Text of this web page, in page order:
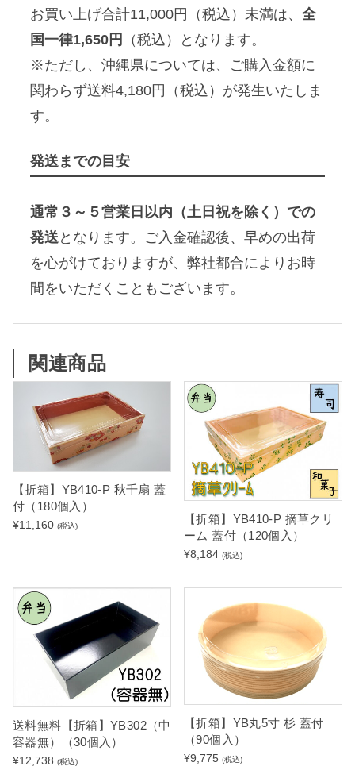
お買い上げ合計11,000円（税込）未満は、 全
国一律1,650円
（税込）となります。
※ただし、沖縄県については、ご購入金額に
関わらず送料4,180円（税込）が発生いたしま
す。
発送までの目安
通常３～５営業日以内（土日祝を除く）での
発送となります。ご入金確認後、早めの出荷
を心がけておりますが、弊社都合によりお時
間をいただくこともございます。
関連商品
【折箱】YB410-P 秋千扇 蓋
付（180個入）
¥11,160 (税込)
【折箱】YB410-P 摘草クリ
ーム 蓋付（120個入）
¥8,184 (税込)
送料無料【折箱】YB302（中
容器無）（30個入）
¥12,738 (税込)
【折箱】YB丸5寸 杉 蓋付
（90個入）
¥9,775 (税込)